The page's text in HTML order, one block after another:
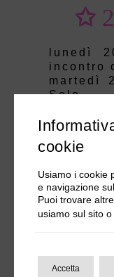
✩
lunedì
incontro
martedì
Solo
cookie
Usiamo i cookie
e navigazione
Puoi trovare
usiamo sul sito
Accetta